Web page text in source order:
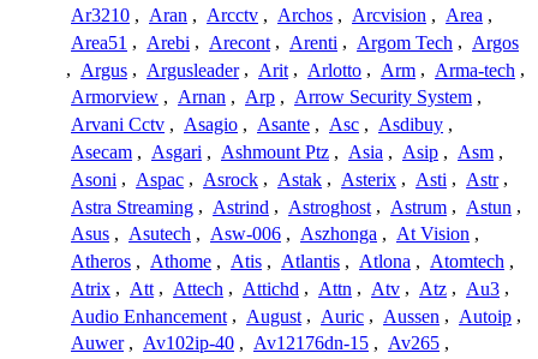
Ar3210 , Aran , Arcctv , Archos , Arcvision , Area ,
Area51 , Arebi , Arecont , Arenti , Argom Tech , Argos
, Argus , Argusleader , Arit , Arlotto , Arm , Arma-tech ,
Armorview , Arnan , Arp , Arrow Security System ,
Arvani Cctv , Asagio , Asante , Asc , Asdibuy ,
Asecam , Asgari , Ashmount Ptz , Asia , Asip , Asm ,
Asoni , Aspac , Asrock , Astak , Asterix , Asti , Astr ,
Astra Streaming , Astrind , Astroghost , Astrum , Astun ,
Asus , Asutech , Asw-006 , Aszhonga , At Vision ,
Atheros , Athome , Atis , Atlantis , Atlona , Atomtech ,
Atrix , Att , Attech , Attichd , Attn , Atv , Atz , Au3 ,
Audio Enhancement , August , Auric , Aussen , Autoip ,
Auwer , Av102ip-40 , Av12176dn-15 , Av265 ,